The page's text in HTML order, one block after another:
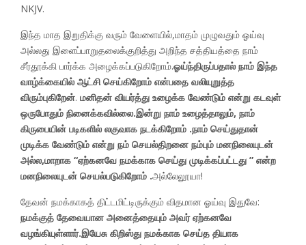
NKJV.
இந்த மாத இறுதிக்கு வரும் வேளையில்,மாதம் முழுவதும் ஓய்வு
அல்லது இளைப்பாறுதலைக்குறித்து அறிந்த சத்தியத்தை நாம்
சீர்தூக்கி பார்க்க அழைக்கப்படுகிறோம்.​​ஓய்ந்திருப்பதால் நாம் இந்த
வாழ்க்கையில் ஆட்சி செய்கிறோம் என்பதை வலியுறுத்த
விரும்புகிறேன். மனிதன் வியர்த்து உழைக்க வேண்டும் என்று கடவுள்
ஒருபோதும் நினைக்கவில்லை.இன்று நாம் உழைத்தாலும், நாம்
கிருபையின் படிகளில் லகுவாக நடக்கிறோம் .நாம் செய்துதான்
முடிக்க வேண்டும் என்று நம் செயல்திறனை நம்பும் மனநிலையுடன்
அல்ல,மாறாக “ஏற்கனவே நமக்காக செய்து முடிக்கப்பட்டது ” என்ற
மனநிலையுடன் செயல்படுகிறோம் .அல்லேலூயா!
தேவன் நமக்காகத் திட்டமிட்டிருக்கும் விதமான ஓய்வு இதுவே:
நமக்குத் தேவையான அனைத்தையும் அவர் ஏற்கனவே
வழங்கியுள்ளார்.இயேசு கிறிஸ்து நமக்காக செய்த தியாக